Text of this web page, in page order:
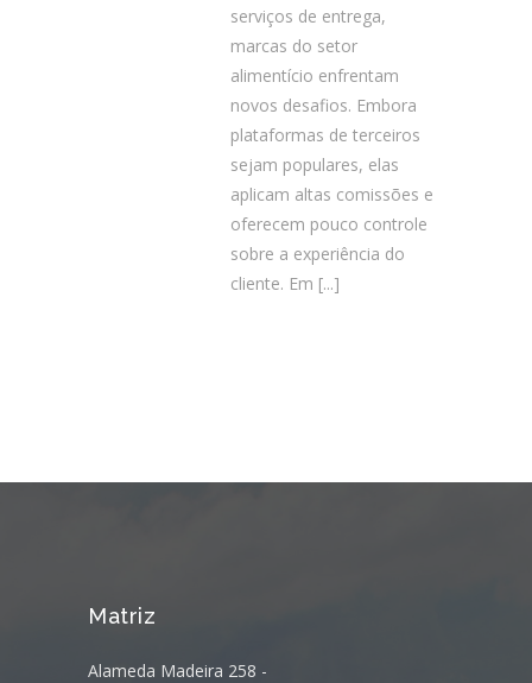
serviços de entrega,
marcas do setor
alimentício enfrentam
novos desafios. Embora
plataformas de terceiros
sejam populares, elas
aplicam altas comissões e
oferecem pouco controle
sobre a experiência do
cliente. Em [...]
Matriz
Alameda Madeira 258 -